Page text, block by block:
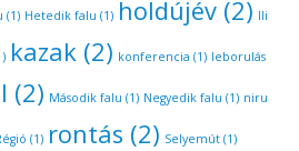
(1) Hetedik falu (1) holdújév(2) Ili
kazak(2) konferencia (1) leborulás
(2) Második falu (1) Negyedik falu (1) niru
(1) rontás (2) Selyemút(1)